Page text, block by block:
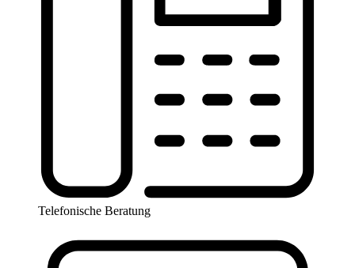
Telefonische Beratung